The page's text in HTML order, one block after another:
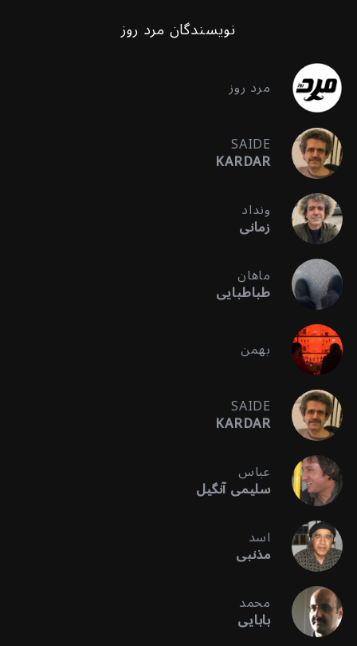
نویسندگان مرد روز
مرد روز
SAIDE
KARDAR
ونداد
زمانی
ماهان
طباطبایی
بهمن
SAIDE
KARDAR
عباس
سلیمی آنگیل
اسد
مذنبی
محمد
بابایی